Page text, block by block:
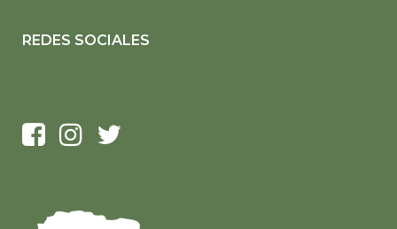
REDES SOCIALES